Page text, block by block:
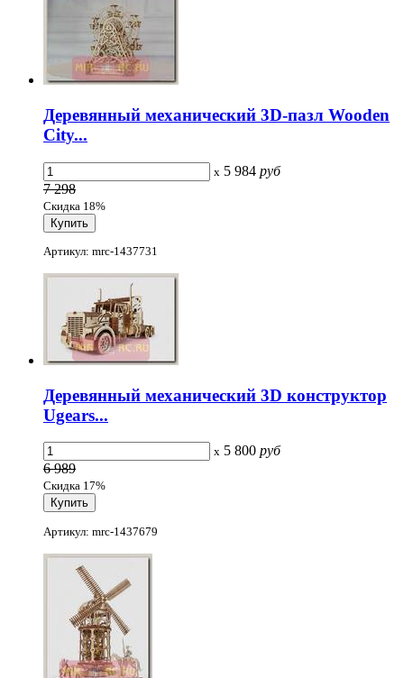
Деревянный механический 3D-пазл Wooden
City...
x 5 984 руб
7 298
Скидка 18%
Артикул: mrc-1437731
Деревянный механический 3D конструктор
Ugears...
x 5 800 руб
6 989
Скидка 17%
Артикул: mrc-1437679